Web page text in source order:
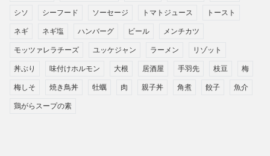
シソ シーフード ソーセージ トマトジュース トースト
ネギ ネギ塩 ハンバーグ ビール メンチカツ
モッツァレラチーズ ユッケジャン ラーメン リゾット
丼ぶり 味付けホルモン 大根 居酒屋 手羽先 枝豆 梅
梅しそ 焼き鳥丼 牡蠣 肉 親子丼 角煮 餃子 魚介
鶏がらスープの素